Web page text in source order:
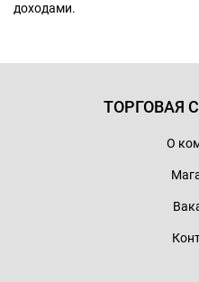
доходами.
ТОРГОВАЯ
О